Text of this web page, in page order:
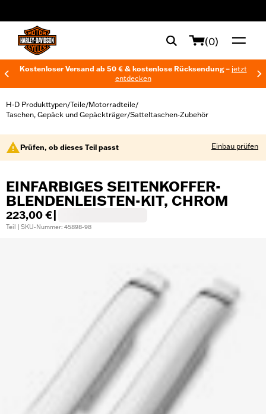
(0)
Kostenloser Versand ab 50 € & kostenlose Rücksendung – jetzt
entdecken
H-D Produkttypen/Teile/Motorradteile/
Taschen, Gepäck und Gepäckträger/Satteltaschen-Zubehör
Prüfen, ob dieses Teil passt Einbau prüfen
EINFARBIGES SEITENKOFFER-
BLENDENLEISTEN-KIT, CHROM
223,00 €
Teil | SKU-Nummer: 45898-98